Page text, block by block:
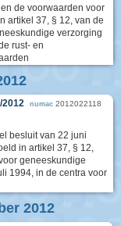
de voorwaarden voor
artikel 37, § 12, van de
verzorging
rust- en
2012 numac 2012022118
besluit van 22 juni
in artikel 37, § 12,
geneeskundige
1994, in de centra voor
2012